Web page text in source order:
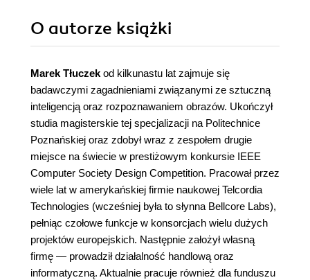
O autorze książki
Marek Tłuczekod kilkunastu lat zajmuje się
badawczymi zagadnieniami związanymi ze sztuczną
inteligencją oraz rozpoznawaniem obrazów. Ukończył
studia magisterskie tej specjalizacji na Politechnice
Poznańskiej oraz zdobył wraz z zespołem drugie
miejsce na świecie w prestiżowym konkursie IEEE
Computer Society Design Competition. Pracował przez
wiele lat w amerykańskiej firmie naukowej Telcordia
Technologies (wcześniej była to słynna Bellcore Labs),
pełniąc czołowe funkcje w konsorcjach wielu dużych
projektów europejskich. Następnie założył własną
firmę — prowadził działalność handlową oraz
informatyczną. Aktualnie pracuje również dla funduszu